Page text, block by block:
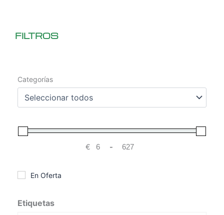
FILTROS
Categorías
€ Minimum Price
- Maximum Price
En Oferta
Etiquetas